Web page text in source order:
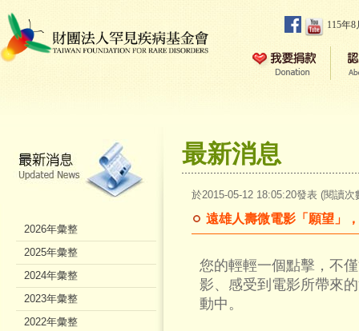
115年
最新消息
於2015-05-12 18:05:20發表 (閱讀次
遠雄人壽微電影「願望」
您的輕輕一個點擊，不
影、感受到電影所帶來
動中。
2026年彙整
2025年彙整
2024年彙整
2023年彙整
2022年彙整